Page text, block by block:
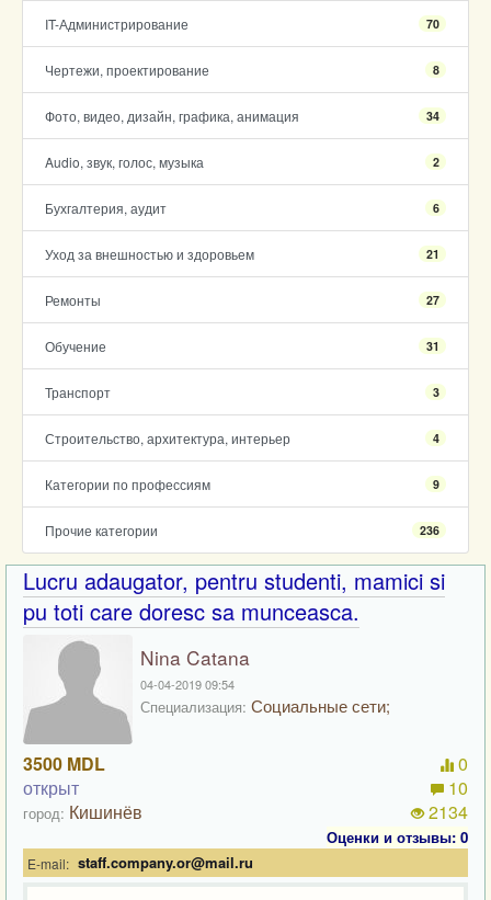
IT-Администрирование 70
Чертежи, проектирование 8
Фото, видео, дизайн, графика, анимация 34
Audio, звук, голос, музыка 2
Бухгалтерия, аудит 6
Уход за внешностью и здоровьем 21
Ремонты 27
Обучение 31
Транспорт 3
Строительство, архитектура, интерьер 4
Категории по профессиям 9
Прочие категории 236
Lucru adaugator, pentru studenti, mamici si
pu toti care doresc sa munceasca.
Nina Catana
04-04-2019 09:54
Специализация: Социальные сети;
3500 MDL
открыт
город: Кишинёв
0
10
2134
Оценки и отзывы: 0
E-mail: staff.company.or@mail.ru